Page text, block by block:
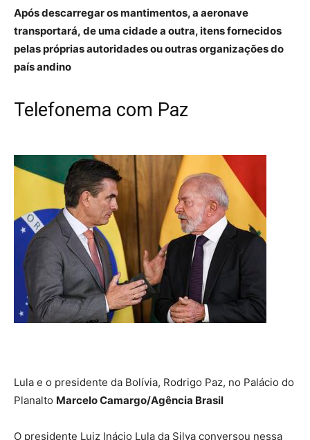
Após descarregar os mantimentos, a aeronave
transportará, de uma cidade a outra, itens fornecidos
pelas próprias autoridades ou outras organizações do
país andino
Telefonema com Paz
Lula e o presidente da Bolívia, Rodrigo Paz, no Palácio do
Planalto Marcelo Camargo/Agência Brasil
O presidente Luiz Inácio Lula da Silva conversou nessa